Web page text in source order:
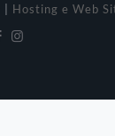
Hosting e Web